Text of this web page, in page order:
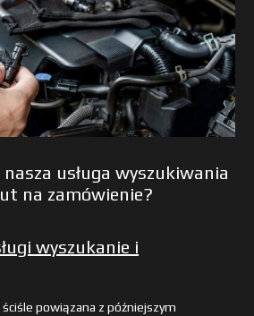
usługa wyszukiwania
na zamówienie?
wyszukanie i
powiązana z późniejszym